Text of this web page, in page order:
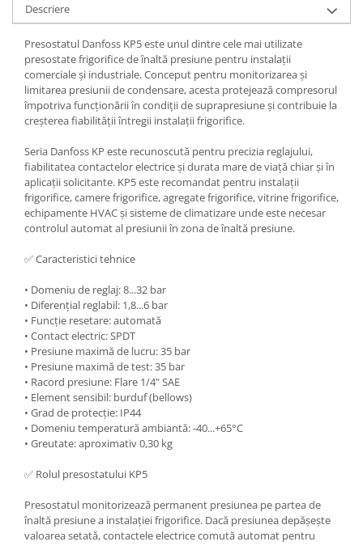
Descriere
Presostatul Danfoss KP5 este unul dintre cele mai utilizate
presostate frigorifice de înaltă presiune pentru instalații
comerciale și industriale. Conceput pentru monitorizarea și
limitarea presiunii de condensare, acesta protejează compresorul
împotriva funcționării în condiții de suprapresiune și contribuie la
creșterea fiabilității întregii instalații frigorifice.
Seria Danfoss KP este recunoscută pentru precizia reglajului,
fiabilitatea contactelor electrice și durata mare de viață chiar și în
aplicații solicitante. KP5 este recomandat pentru instalații
frigorifice, camere frigorifice, agregate frigorifice, vitrine frigorifice,
echipamente HVAC și sisteme de climatizare unde este necesar
controlul automat al presiunii în zona de înaltă presiune.
✅ Caracteristici tehnice
• Domeniu de reglaj: 8...32 bar
• Diferențial reglabil: 1,8...6 bar
• Funcție resetare: automată
• Contact electric: SPDT
• Presiune maximă de lucru: 35 bar
• Presiune maximă de test: 35 bar
• Racord presiune: Flare 1/4" SAE
• Element sensibil: burduf (bellows)
• Grad de protecție: IP44
• Domeniu temperatură ambiantă: -40...+65°C
• Greutate: aproximativ 0,30 kg
✅ Rolul presostatului KP5
Presostatul monitorizează permanent presiunea pe partea de
înaltă presiune a instalației frigorifice. Dacă presiunea depășește
valoarea setată, contactele electrice comută automat pentru